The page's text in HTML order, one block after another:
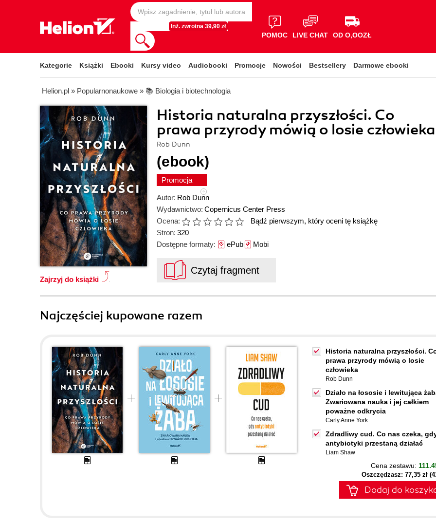
Inż. zwrotna 39,90 zł
POMOC LIVE CHAT OD O,OOZŁ
Kategorie Książki Ebooki Kursy video Audiobooki Promocje Nowości Bestsellery Darmowe ebooki
Helion.pl » Popularnonaukowe » 📚 Biologia i biotechnologia
Historia naturalna przyszłości. Co
prawa przyrody mówią o losie człowieka
Rob Dunn
(ebook)
Promocja
Zajrzyj do książki
Autor: Rob Dunn
Wydawnictwo: Copernicus Center Press
Ocena:
Bądź pierwszym, który oceni tę książkę
Stron: 320
Dostępne formaty: ePubMobi
Czytaj fragment
Najczęściej kupowane razem
Historia naturalna przyszłości.
prawa przyrody mówią o losie
człowieka
Rob Dunn
Działo na łososie i lewitująca
Zwariowana nauka i jej całkiem
poważne odkrycia
Carly Anne York
Zdradliwy cud. Co nas czeka,
antybiotyki przestaną działać
Liam Shaw
Cena zestawu:
Oszczędzasz: 77,35 zł
Dodaj do